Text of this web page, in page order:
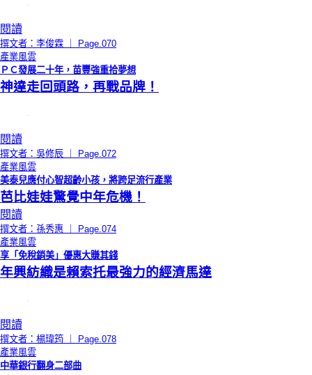
閱讀
撰文者：李俊霖 ｜ Page.070
產業風雲
ＰＣ發展二十年，苗豐強重拾夢想
神達走回頭路，再戰品牌！
閱讀
撰文者：吳修辰 ｜ Page.072
產業風雲
美泰兒應付心智超齡小孩，將跨足流行產業
芭比娃娃驚覺中年危機！
閱讀
撰文者：孫秀惠 ｜ Page.074
產業風雲
享「免稅銷美」優惠大賺其錢
年興紡織是賴索托最強力的經濟馬達
閱讀
撰文者：楊瑋筠 ｜ Page.078
產業風雲
中華銀行翻身二部曲